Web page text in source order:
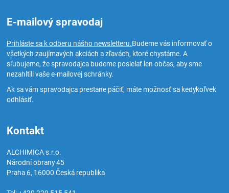
E-mailový spravodaj
Prihláste sa k odberu nášho newsletteru.Budeme vás informovať o
všetkých zaujímavých akciách a zľavách, ktoré chystáme. A
sľubujeme, že spravodajca budeme posielať len občas, aby sme
nezahltili vaše e-mailovej schránky.
Ak sa vám spravodajca prestane páčiť, máte možnosť sa kedykoľvek
odhlásiť.
Kontakt
ALCHIMICA s.r.o.
Národní obrany 45
Praha 6, 16000Česká republika